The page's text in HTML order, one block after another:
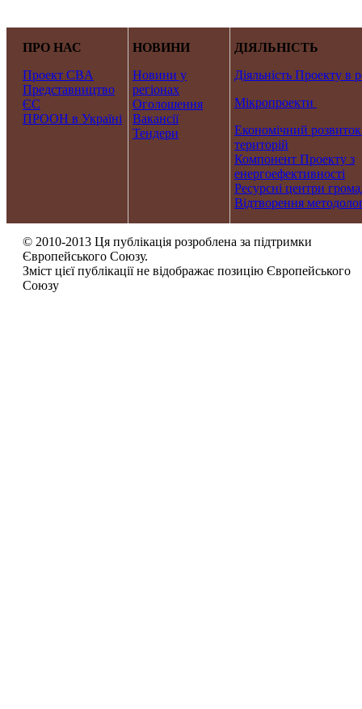
ПРО НАС
Проект CBA
Представництво
ЄС
ПРООН в Україні
НОВИНИ
Новини у
регіонах
Оголошення
Вакансії
Тендери
ДІЯЛЬНІСТЬ
Діяльність Проекту в
Мікропроекти
Економічний розвиток
територій
Компонент Проекту з
енергоефективності
Ресурсні центри
Відтворення
© 2010-2013 Ця публікація розроблена за підтримки
Європейського Союзу.
Зміст цієї публікації не відображає позицію Європейського
Союзу